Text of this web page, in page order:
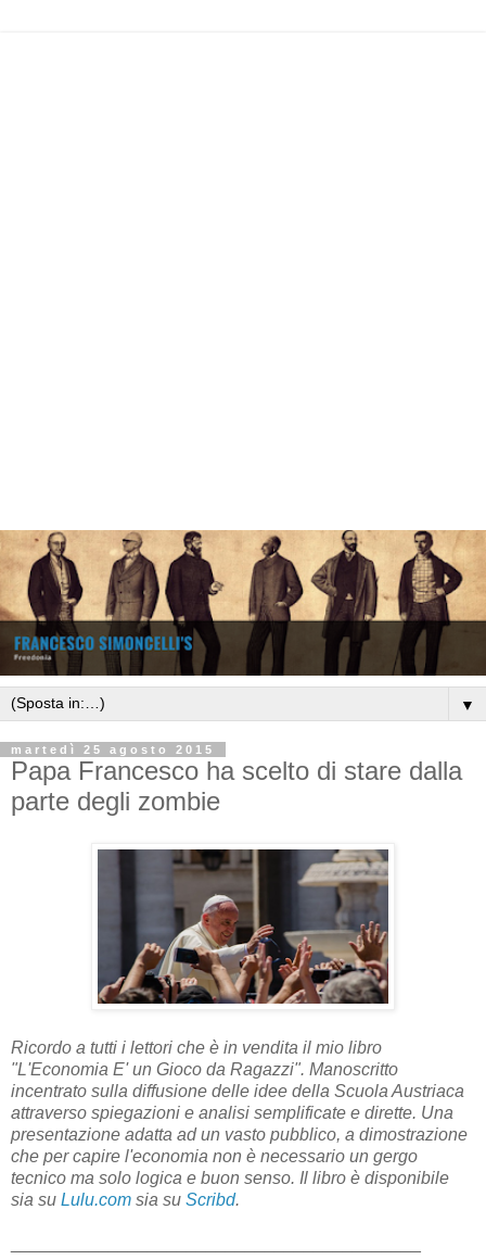
▼
martedì 25 agosto 2015
Papa Francesco ha scelto di stare dalla
parte degli zombie
Ricordo a tutti i lettori che è in vendita il mio libro
"L'Economia E' un Gioco da Ragazzi". Manoscritto
incentrato sulla diffusione delle idee della Scuola Austriaca
attraverso spiegazioni e analisi semplificate e dirette. Una
presentazione adatta ad un vasto pubblico, a dimostrazione
che per capire l'economia non è necessario un gergo
tecnico ma solo logica e buon senso. Il libro è disponibile
sia su Lulu.com sia su Scribd.